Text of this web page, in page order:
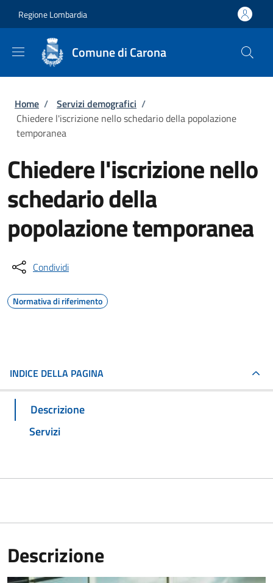
Regione Lombardia
Comune di Carona
Briciole di pane
Home / Servizi demografici /
Chiedere l'iscrizione nello schedario della popolazione
temporanea
Chiedere l'iscrizione nello
schedario della
popolazione temporanea
Condividi
Normativa di riferimento
INDICE DELLA PAGINA
Descrizione
Servizi
Descrizione